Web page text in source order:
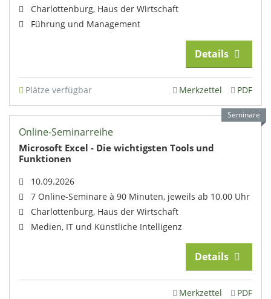
Charlottenburg, Haus der Wirtschaft
Führung und Management
Details
Plätze verfügbar Merkzettel PDF
Online-Seminarreihe
Microsoft Excel - Die wichtigsten Tools und
Funktionen
10.09.2026
7 Online-Seminare à 90 Minuten, jeweils ab 10.00 Uhr
Charlottenburg, Haus der Wirtschaft
Medien, IT und Künstliche Intelligenz
Details
Merkzettel PDF
Seminare